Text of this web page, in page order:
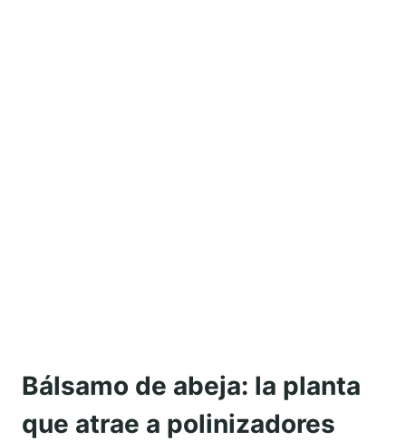
Bálsamo de abeja: la planta
que atrae a polinizadores